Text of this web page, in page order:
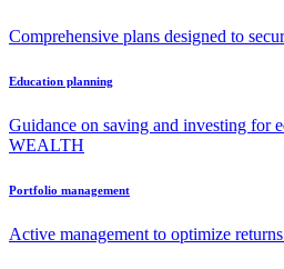
Comprehensive plans designed to
Education planning
Guidance on saving and investing for
WEALTH
Portfolio management
Active management to optimize